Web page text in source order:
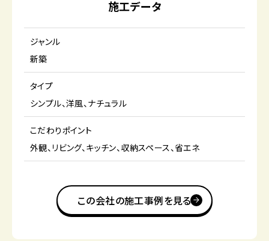
施工データ
ジャンル
新築
タイプ
シンプル 洋風 ナチュラル
こだわりポイント
外観 リビング キッチン 収納スペース 省エネ
この会社の施工事例を見る